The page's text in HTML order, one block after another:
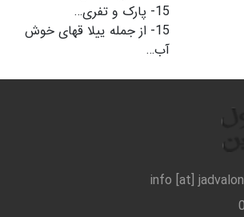
15- پارک و تفری…
15- از جمله ییلا قهای خوش
آب…
info [at]